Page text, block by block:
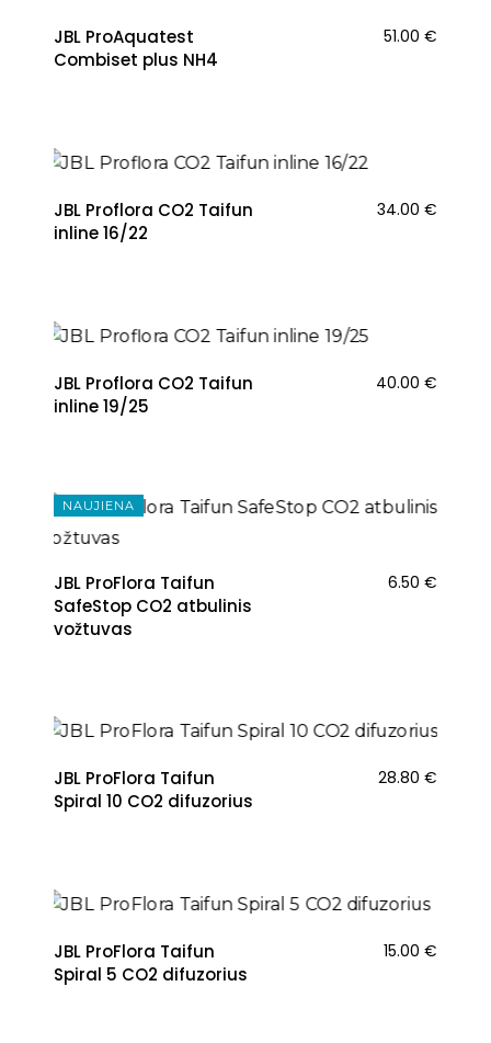
JBL ProAquatest
Combiset plus NH4
51.00 €
JBL Proflora CO2 Taifun
inline 16/22
34.00 €
JBL Proflora CO2 Taifun
inline 19/25
40.00 €
NAUJIENA
JBL ProFlora Taifun
SafeStop CO2 atbulinis
vožtuvas
6.50 €
JBL ProFlora Taifun
Spiral 10 CO2 difuzorius
28.80 €
JBL ProFlora Taifun
Spiral 5 CO2 difuzorius
15.00 €